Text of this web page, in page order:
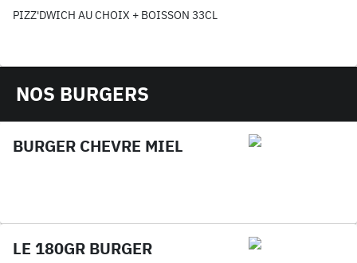
PIZZ'DWICH AU CHOIX + BOISSON 33CL
NOS BURGERS
BURGER CHEVRE MIEL
LE 180GR BURGER